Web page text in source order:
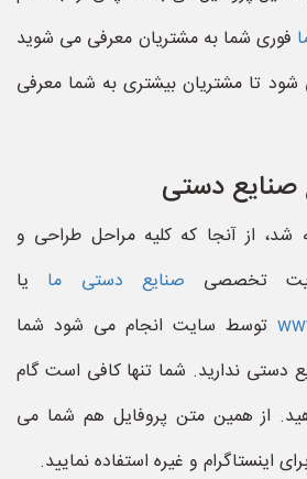
فوری شما به مشتریان معرفی می شوید
تا مشتریان بیشتری به شما معرفی
صنایع دستی
شد، از آنجا که کلیه مراحل طراحی و
تخصصی صنایع دستی ما یا
توسط سایت انجام می شود شما
دستی ندارید. شما تنها کافی است گام
از همین متن پروفایل هم شما می
اینستاگرام و غیره استفاده نمایید.